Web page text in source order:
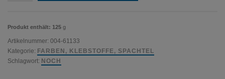
Menge
Produkt enthält: 125 g
Artikelnummer: 004-61133
Kategorie: FARBEN, KLEBSTOFFE, SPACHTEL
Schlagwort: NOCH